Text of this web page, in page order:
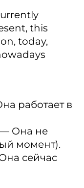
this
today,
работает в
— Онa не
момент).
сейчас